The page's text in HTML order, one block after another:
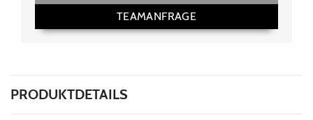
TEAMANFRAGE
PRODUKTDETAILS